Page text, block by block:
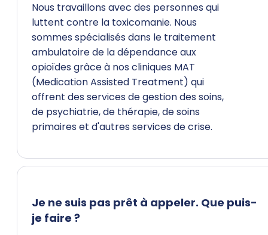
Nous travaillons avec des personnes qui
luttent contre la toxicomanie. Nous
sommes spécialisés dans le traitement
ambulatoire de la dépendance aux
opioïdes grâce à nos cliniques MAT
(Medication Assisted Treatment) qui
offrent des services de gestion des soins,
de psychiatrie, de thérapie, de soins
primaires et d'autres services de crise.
Je ne suis pas prêt à appeler. Que puis-
je faire ?